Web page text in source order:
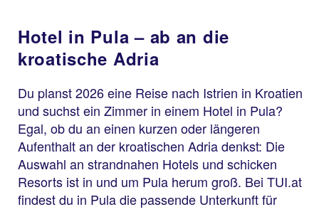
Hotel in Pula – ab an die
kroatische Adria
Du planst 2026 eine Reise nach Istrien in Kroatien
und suchst ein Zimmer in einem Hotel in Pula?
Egal, ob du an einen kurzen oder längeren
Aufenthalt an der kroatischen Adria denkst: Die
Auswahl an strandnahen Hotels und schicken
Resorts ist in und um Pula herum groß. Bei TUI.at
findest du in Pula die passende Unterkunft für